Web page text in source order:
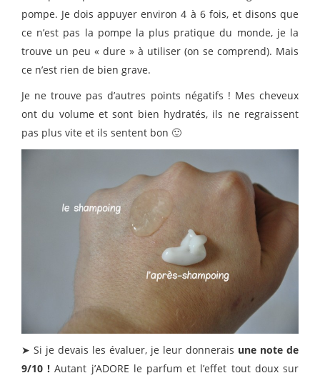
pompe. Je dois appuyer environ 4 à 6 fois, et disons que
ce n’est pas la pompe la plus pratique du monde, je la
trouve un peu « dure » à utiliser (on se comprend). Mais
ce n’est rien de bien grave.
Je ne trouve pas d’autres points négatifs ! Mes cheveux
ont du volume et sont bien hydratés, ils ne regraissent
pas plus vite et ils sentent bon 🙂
➤ Si je devais les évaluer, je leur donnerais une note de
9/10 !Autant j’ADORE le parfum et l’effet tout doux sur